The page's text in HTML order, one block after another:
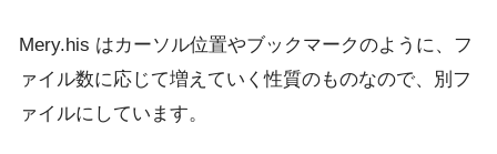
Mery.his はカーソル位置やブックマークのように、フ
ァイル数に応じて増えていく性質のものなので、別フ
ァイルにしています。